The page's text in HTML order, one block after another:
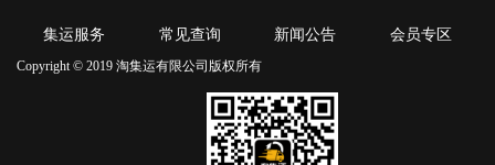
集运服务 常见查询 新闻公告 会员专区
Copyright © 2019 淘集运有限公司版权所有